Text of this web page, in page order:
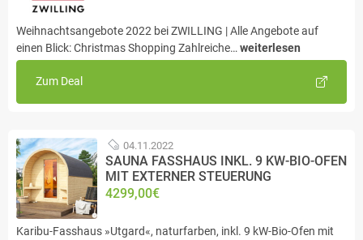
Weihnachtsangebote 2022 bei ZWILLING | Alle Angebote auf
einen Blick: Christmas Shopping Zahlreiche… weiterlesen
Zum Deal
04.11.2022
SAUNA FASSHAUS INKL. 9 KW-BIO-OFEN
MIT EXTERNER STEUERUNG
4299,00€
Karibu-Fasshaus »Utgard«, naturfarben, inkl. 9 kW-Bio-Ofen mit